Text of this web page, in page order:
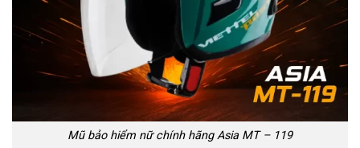
Mũ bảo hiểm nữ chính hãng Asia MT – 119